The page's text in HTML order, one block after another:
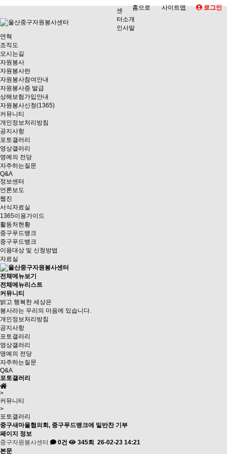
홈으로 사이트맵 로그인
센
터소개
인사말
연혁
조직도
오시는길
자원봉사
자원봉사란
자원봉사참여안내
자원봉사증 발급
상해보험가입안내
자원봉사신청(1365)
커뮤니티
개인정보처리방침
공지사항
포토갤러리
영상갤러리
명예의 전당
자주하는질문
Q&A
정보센터
언론보도
웹진
서식자료실
1365이용가이드
활동처현황
중구푸드뱅크
중구푸드뱅크
이용대상 및 신청방법
자료실
전체메뉴보기
전체메뉴리스트
커뮤니티
밝고 행복한 세상은
봉사라는 우리의 마음에 있습니다.
개인정보처리방침
공지사항
포토갤러리
영상갤러리
명예의 전당
자주하는질문
Q&A
포토갤러리
>
커뮤니티
>
포토갤러리
중구새마을협의회, 중구푸드뱅크에 밑반찬 기부
페이지 정보
중구자원봉사센터
0건 345회
26-02-23 14:21
본문